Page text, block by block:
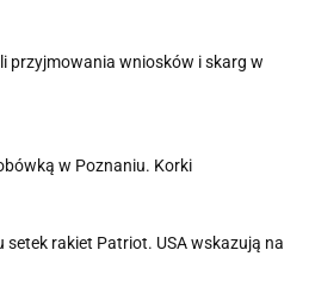
przyjmowania wniosków i skarg w
w Poznaniu. Korki
setek rakiet Patriot. USA wskazują na